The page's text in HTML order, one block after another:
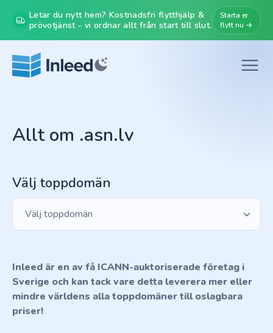
Letar du nytt hem? Kostnadsfri flytthjälp &
prövotjänst - vi ordnar allt från start till slut.
Starta er
flytt nu →
Allt om .asn.lv
Välj toppdomän
Välj toppdomän
Inleed är en av få ICANN-auktoriserade företag i
Sverige och kan tack vare detta leverera mer eller
mindre världens alla toppdomäner till oslagbara
priser!